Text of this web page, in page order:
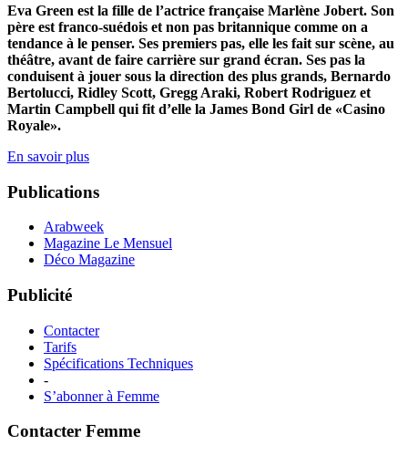
Eva Green est la fille de l’actrice française Marlène Jobert. Son
père est franco-suédois et non pas britannique comme on a
tendance à le penser. Ses premiers pas, elle les fait sur scène, au
théâtre, avant de faire carrière sur grand écran. Ses pas la
conduisent à jouer sous la direction des plus grands, Bernardo
Bertolucci, Ridley Scott, Gregg Araki, Robert Rodriguez et
Martin Campbell qui fit d’elle la James Bond Girl de «Casino
Royale».
En savoir plus
Publications
Arabweek
Magazine Le Mensuel
Déco Magazine
Publicité
Contacter
Tarifs
Spécifications Techniques
-
S’abonner à Femme
Contacter Femme